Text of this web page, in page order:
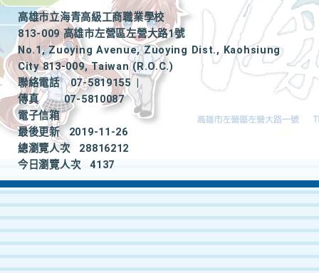
高雄市立海青高級工商職業學校
813-009 高雄市左營區左營大路1號
No.1, Zuoying Avenue, Zuoying Dist., Kaohsiung
City 813-009, Taiwan (R.O.C.)
聯絡電話
07-5819155
|
傳真
07-5810087
電子信箱
最後更新
2019-11-26
總瀏覽人次
28816212
今日瀏覽人次
4137